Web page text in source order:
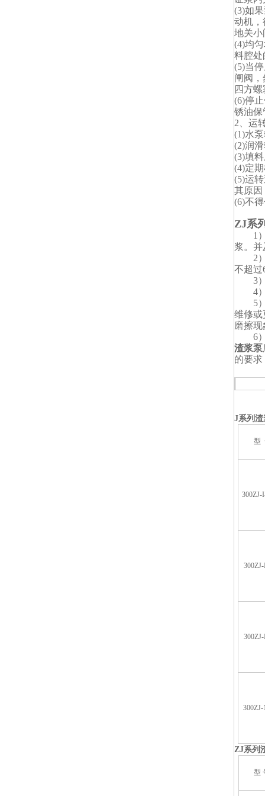
(3)如
动机，
地关小
(4)均
料腔处
(5)当
闸阀
四方
(6)停
锈油保
2、运
(1)水
(2)润
(3)填
(4)定
(5)运
其原因
(6)不
ZJ系
1）
浆。
2）
不超过
3）
4）
5
维修或
磨擦
6
渣浆泵
的要
J系列渣
型
300ZJ-
ZJ系列
型